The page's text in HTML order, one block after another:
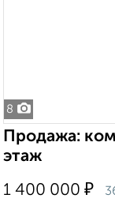
8
Продажа:
этаж
1 400 000 ₽